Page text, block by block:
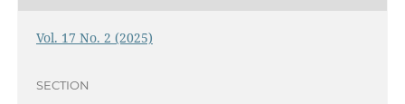
Vol. 17 No. 2 (2025)
SECTION